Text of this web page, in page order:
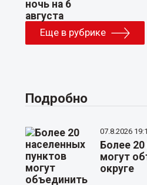
Еще в рубрике
Подробно
07.8.2026
Более
могут
округе